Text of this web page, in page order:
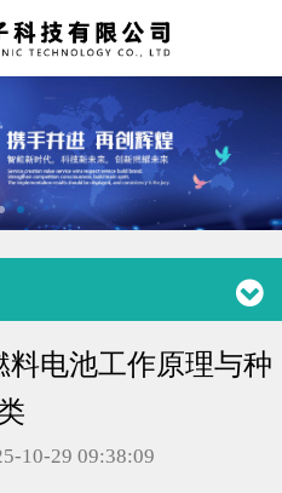
电池工作原理与种
10-29 09:38:09